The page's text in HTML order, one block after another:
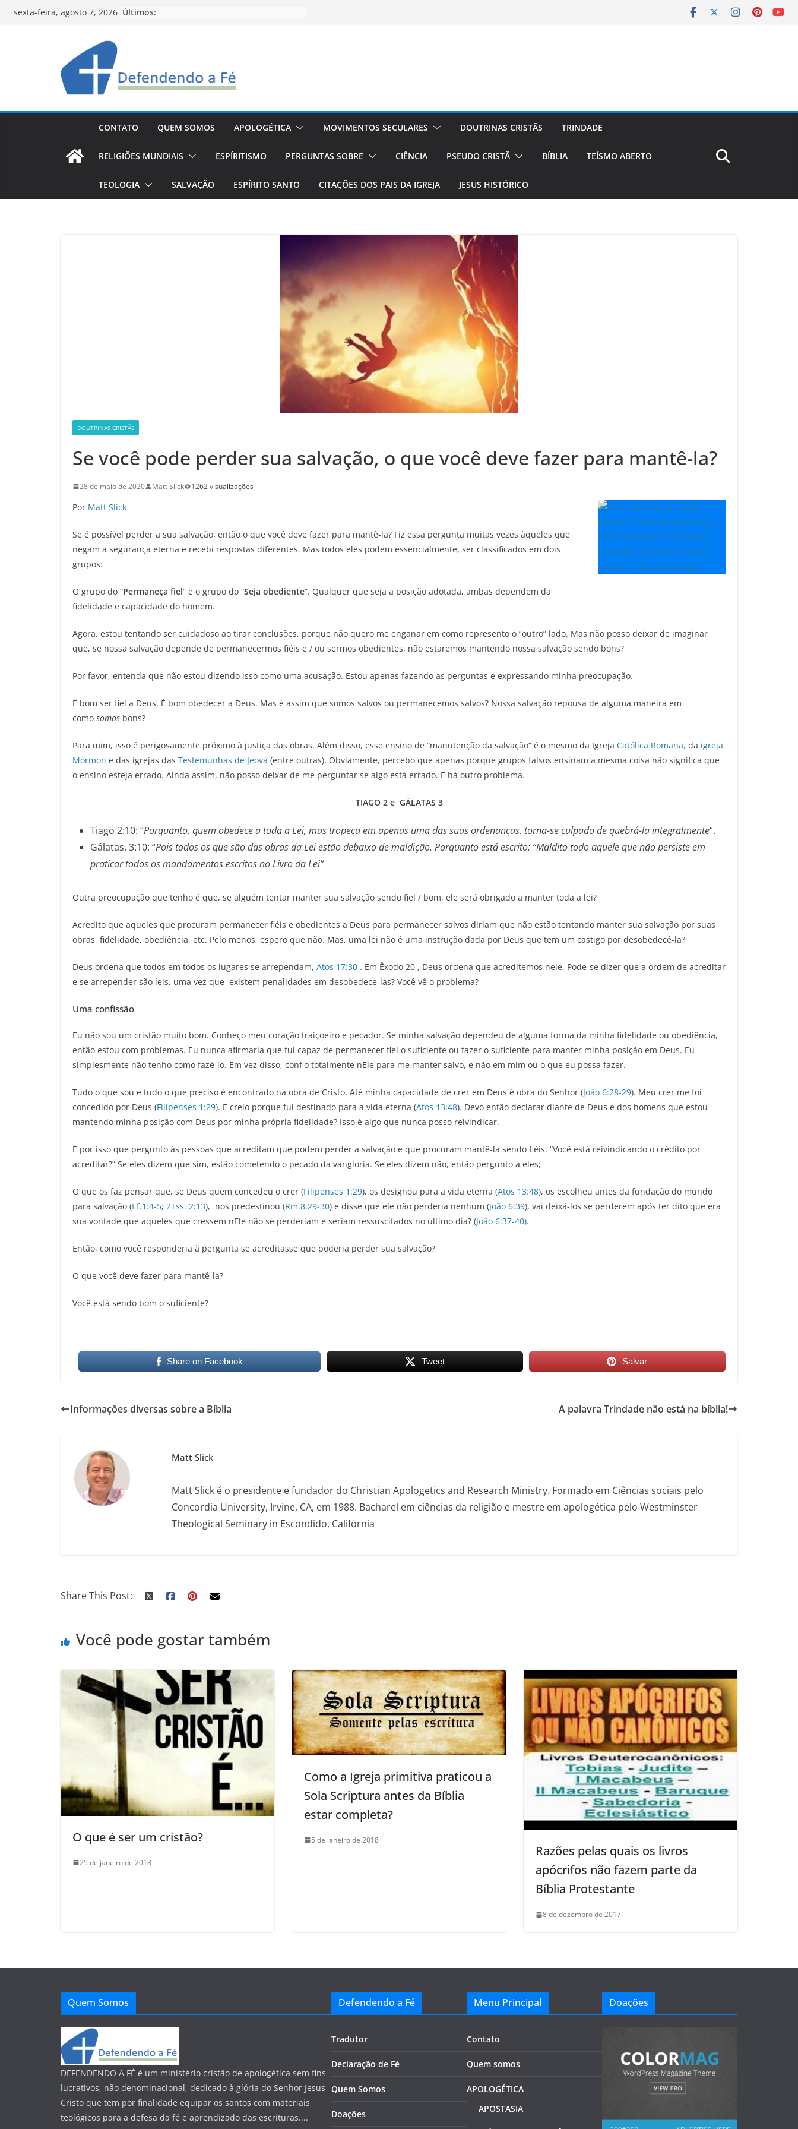
Pularsexta-feira, agosto 7, 2026 Últimos:
CONTATO QUEM SOMOS APOLOGÉTICA MOVIMENTOS SECULARES DOUTRINAS CRISTÃS TRINDADE
RELIGIÕES MUNDIAIS ESPÍRITISMO PERGUNTAS SOBRE CIÊNCIA PSEUDO CRISTÃ BÍBLIA TEÍSMO ABERTO
TEOLOGIA SALVAÇÃO ESPÍRITO SANTO CITAÇÕES DOS PAIS DA IGREJA JESUS HISTÓRICO
DOUTRINAS CRISTÃS
Se você pode perder sua salvação, o que você deve fazer para mantê-la?
28 de maio de 2020 Matt Slick 1262 visualizações
Por Matt Slick
Se é possível perder a sua salvação, então o que você deve fazer para mantê-la? Fiz essa pergunta muitas vezes àqueles que
negam a segurança eterna e recebi respostas diferentes. Mas todos eles podem essencialmente, ser classificados em dois
grupos:
O grupo do “Permaneça fiel” e o grupo do “Seja obediente“. Qualquer que seja a posição adotada, ambas dependem da
fidelidade e capacidade do homem.
Agora, estou tentando ser cuidadoso ao tirar conclusões, porque não quero me enganar em como represento o “outro” lado. Mas não posso deixar de imaginar
que, se nossa salvação depende de permanecermos fiéis e / ou sermos obedientes, não estaremos mantendo nossa salvação sendo bons?
Por favor, entenda que não estou dizendo isso como uma acusação. Estou apenas fazendo as perguntas e expressando minha preocupação.
É bom ser fiel a Deus. É bom obedecer a Deus. Mas é assim que somos salvos ou permanecemos salvos? Nossa salvação repousa de alguma maneira em
como somos bons?
Para mim, isso é perigosamente próximo à justiça das obras. Além disso, esse ensino de “manutenção da salvação” é o mesmo da Igreja Católica Romana, da igreja
Mórmon e das igrejas das Testemunhas de Jeová (entre outras). Obviamente, percebo que apenas porque grupos falsos ensinam a mesma coisa não significa que
o ensino esteja errado. Ainda assim, não posso deixar de me perguntar se algo está errado. E há outro problema.
TIAGO 2 e GÁLATAS 3
Tiago 2:10: “Porquanto, quem obedece a toda a Lei, mas tropeça em apenas uma das suas ordenanças, torna-se culpado de quebrá-la integralmente“.
Gálatas. 3:10: “Pois todos os que são das obras da Lei estão debaixo de maldição. Porquanto está escrito: “Maldito todo aquele que não persiste em
praticar todos os mandamentos escritos no Livro da Lei”
Outra preocupação que tenho é que, se alguém tentar manter sua salvação sendo fiel / bom, ele será obrigado a manter toda a lei?
Acredito que aqueles que procuram permanecer fiéis e obedientes a Deus para permanecer salvos diriam que não estão tentando manter sua salvação por suas
obras, fidelidade, obediência, etc. Pelo menos, espero que não. Mas, uma lei não é uma instrução dada por Deus que tem um castigo por desobedecê-la?
Deus ordena que todos em todos os lugares se arrependam, Atos 17:30 . Em Êxodo 20 , Deus ordena que acreditemos nele. Pode-se dizer que a ordem de acreditar
e se arrepender são leis, uma vez que existem penalidades em desobedece-las? Você vê o problema?
Uma confissão
Eu não sou um cristão muito bom. Conheço meu coração traiçoeiro e pecador. Se minha salvação dependeu de alguma forma da minha fidelidade ou obediência,
então estou com problemas. Eu nunca afirmaria que fui capaz de permanecer fiel o suficiente ou fazer o suficiente para manter minha posição em Deus. Eu
simplesmente não tenho como fazê-lo. Em vez disso, confio totalmente nEle para me manter salvo, e não em mim ou o que eu possa fazer.
Tudo o que sou e tudo o que preciso é encontrado na obra de Cristo. Até minha capacidade de crer em Deus é obra do Senhor (João 6:28-29). Meu crer me foi
concedido por Deus (Filipenses 1:29). E creio porque fui destinado para a vida eterna (Atos 13:48). Devo então declarar diante de Deus e dos homens que estou
mantendo minha posição com Deus por minha própria fidelidade? Isso é algo que nunca posso reivindicar.
É por isso que pergunto às pessoas que acreditam que podem perder a salvação e que procuram mantê-la sendo fiéis: “Você está reivindicando o crédito por
acreditar?” Se eles dizem que sim, estão cometendo o pecado da vangloria. Se eles dizem não, então pergunto a eles;
O que os faz pensar que, se Deus quem concedeu o crer (Filipenses 1:29), os designou para a vida eterna (Atos 13:48), os escolheu antes da fundação do mundo
para salvação (Ef.1:4-5; 2Tss. 2:13), nos predestinou (Rm.8:29-30) e disse que ele não perderia nenhum (João 6:39), vai deixá-los se perderem após ter dito que era
sua vontade que aqueles que cressem nEle não se perderiam e seriam ressuscitados no último dia? (João 6:37-40).
Então, como você responderia à pergunta se acreditasse que poderia perder sua salvação?
O que você deve fazer para mantê-la?
Você está sendo bom o suficiente?
Share on Facebook Tweet Salvar
Informações diversas sobre a Bíblia A palavra Trindade não está na bíblia!
Matt Slick
Matt Slick é o presidente e fundador do Christian Apologetics and Research Ministry. Formado em Ciências sociais pelo
Concordia University, Irvine, CA, em 1988. Bacharel em ciências da religião e mestre em apologética pelo Westminster
Theological Seminary in Escondido, Califórnia
Share This Post:
Você pode gostar também
O que é ser um cristão?
25 de janeiro de 2018
Como a Igreja primitiva praticou a
Sola Scriptura antes da Bíblia
estar completa?
5 de janeiro de 2018
Razões pelas quais os livros
apócrifos não fazem parte da
Bíblia Protestante
8 de dezembro de 2017
Quem Somos
DEFENDENDO A FÉ é um ministério cristão de apologética sem fins
lucrativos, não denominacional, dedicado à glória do Senhor Jesus
Cristo que tem por finalidade equipar os santos com materiais
teológicos para a defesa da fé e aprendizado das escrituras....
Defendendo a Fé
Tradutor
Declaração de Fé
Quem Somos
Doações
Menu Principal
Contato
Quem somos
APOLOGÉTICA
APOSTASIA
Doações